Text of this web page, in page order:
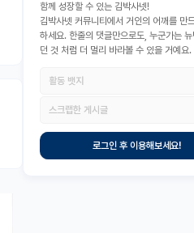
함께 성장할 수 있는 김박사넷!
김박사넷 커뮤니티에서 거인의 어깨를 만
하세요. 한줄의 댓글만으로도, 누군가는 뉴
던 것 처럼 더 멀리 바라볼 수 있을 거예요.
활동 뱃지
스크랩한 게시글
로그인 후 이용해보세요!